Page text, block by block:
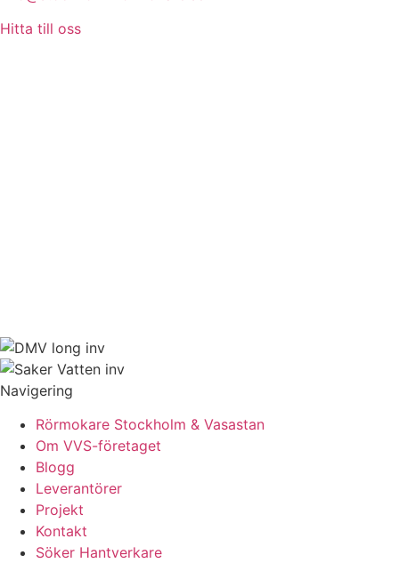
Hitta till oss
Navigering
Rörmokare Stockholm & Vasastan
Om VVS-företaget
Blogg
Leverantörer
Projekt
Kontakt
Söker Hantverkare